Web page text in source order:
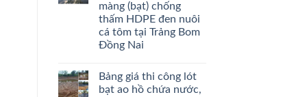
màng (bạt) chống
thấm HDPE đen nuôi
cá tôm tại Trảng Bom
Đồng Nai
Bảng giá thi công lót
bạt ao hồ chứa nước,